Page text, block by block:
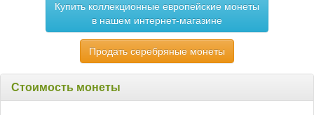
Купить коллекционные европейские монеты
в нашем интернет-магазине
Продать серебряные монеты
Стоимость монеты